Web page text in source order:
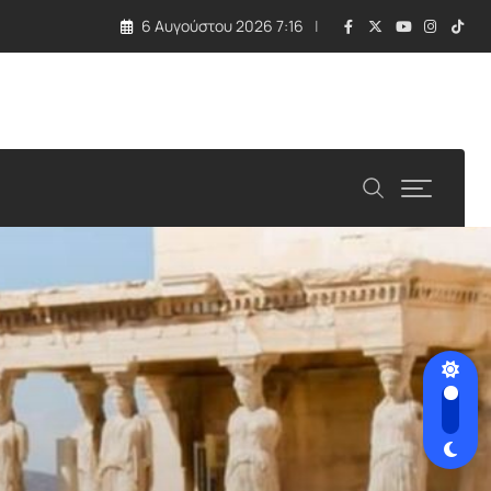
στην ενεργειακή απομόνωση της Λευκωσίας»
6 Αυγούστου 2026 7:16